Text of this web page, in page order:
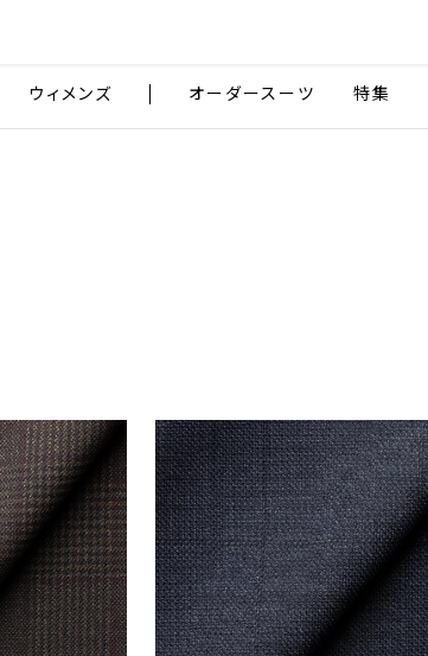
ーツブランド ONLY
ウィメンズ オーダースーツ 特集
無地
キーワード